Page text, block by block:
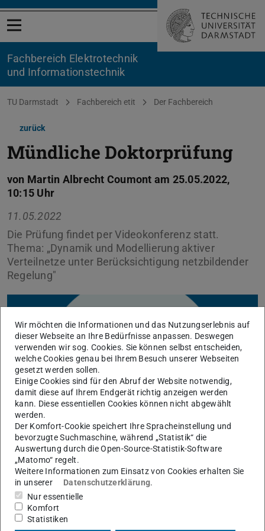
Menü öffnen
Fachbereich Elektrotechnik
und Informationstechnik
Sie befinden sich hier:
TU Darmstadt Fachbereich etit Der Fachbereich
zurück
Mündliche Doktorprüfung
von Martin Albrecht Coumont am 25.05.2022,
10:15 Uhr
11.05.2022
Die Prüfung findet per Videokonferenz statt.
Thema: „Dynamik und Modellierung aktiver
Verteilnetze unter Berücksichtigung netzbildender
Regelung"
KONTAKT
Wir möchten die Informationen und das Nutzungserlebnis auf
dieser Webseite an Ihre Bedürfnisse anpassen. Deswegen
verwenden wir sog. Cookies. Sie können selbst entscheiden,
welche Cookies genau bei Ihrem Besuch unserer Webseiten
gesetzt werden sollen.
Einige Cookies sind für den Abruf der Website notwendig,
damit diese auf Ihrem Endgerät richtig anzeigen werden
kann. Diese essentiellen Cookies können nicht abgewählt
werden.
Der Komfort-Cookie speichert Ihre Spracheinstellung und
bevorzugte Suchmaschine, während „Statistik“ die
Auswertung durch die Open-Source-Statistik-Software
„Matomo“ regelt.
Weitere Informationen zum Einsatz von Cookies erhalten Sie
in unserer
Datenschutzerklärung.
Nur essentielle
Komfort
Statistiken